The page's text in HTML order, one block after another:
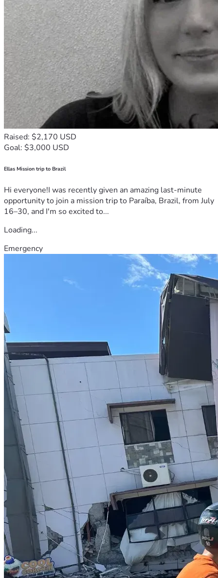
Raised: $2,170 USD
Goal: $3,000 USD
Ellas Mission trip to Brazil
Hi everyone!I was recently given an amazing last-minute
opportunity to join a mission trip to Paraíba, Brazil, from July
16–30, and I'm so excited to...
Loading...
Emergency